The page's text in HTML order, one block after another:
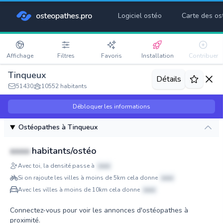
osteopathes.pro Logiciel ostéo Carte des
Affichage Filtres Favoris Installation Contribuer
Tinqueux
51430 10552 habitants
Détails
Débloquer les informations
Ostéopathes à Tinqueux
xxxx habitants/ostéo
Avec toi, la densité passe à
xxxx
Si on rajoute les villes à moins de 5km cela donne
xxxx
Avec les villes à moins de 10km cela donne
xxxx
Connectez-vous pour voir les annonces d'ostéopathes à
proximité.